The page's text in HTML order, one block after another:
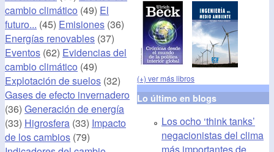
cambio climático (49) El
futuro... (45) Emisiones (36)
Energías renovables (37)
Eventos (62) Evidencias del
cambio climático (49)
Explotación de suelos (32)
Gases de efecto invernadero
(36) Generación de energía
(33) Higrosfera (33) Impacto
de los cambios (79)
(+) ver más libros
Lo último en blogs
Los ocho ‘think tanks’
negacionistas del clima